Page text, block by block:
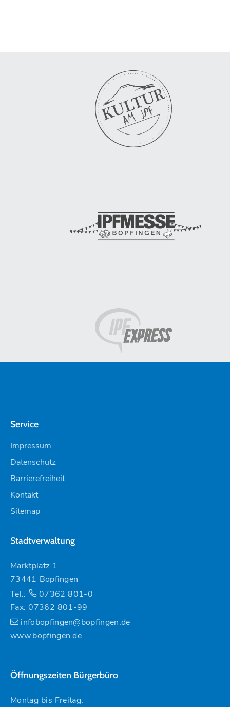
Service
Impressum
Datenschutz
Barrierefreiheit
Kontakt
Sitemap
Stadtverwaltung
Marktplatz 1
73441 Bopfingen
Tel.:
07362 801-0
Fax: 07362 801-99
infobopfingen@bopfingen.de
www.bopfingen.de
Öffnungszeiten Bürgerbüro
Montag bis Freitag: